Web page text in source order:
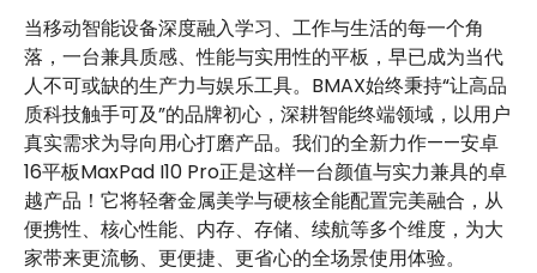
当移动智能设备深度融入学习、工作与生活的每一个角
落，一台兼具质感、性能与实用性的平板，早已成为当代
人不可或缺的生产力与娱乐工具。BMAX始终秉持“让高品
质科技触手可及”的品牌初心，深耕智能终端领域，以用户
真实需求为导向用心打磨产品。我们的全新力作——安卓
16平板MaxPad I10 Pro正是这样一台颜值与实力兼具的卓
越产品！它将轻奢金属美学与硬核全能配置完美融合，从
便携性、核心性能、内存、存储、续航等多个维度，为大
家带来更流畅、更便捷、更省心的全场景使用体验。